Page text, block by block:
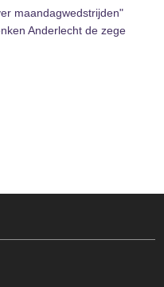
maandagwedstrijden"
Anderlecht de zege